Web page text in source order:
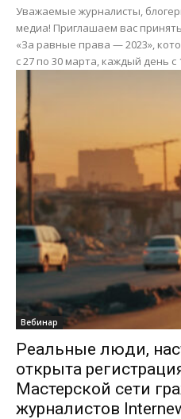
Уважаемые журналисты,
медиа! Приглашаем вас
«За равные права — 2023»,
с 27 по 30 марта, каждый день с
Вебинар
Реальные люди,
открыта
Мастерской сети
журналистов